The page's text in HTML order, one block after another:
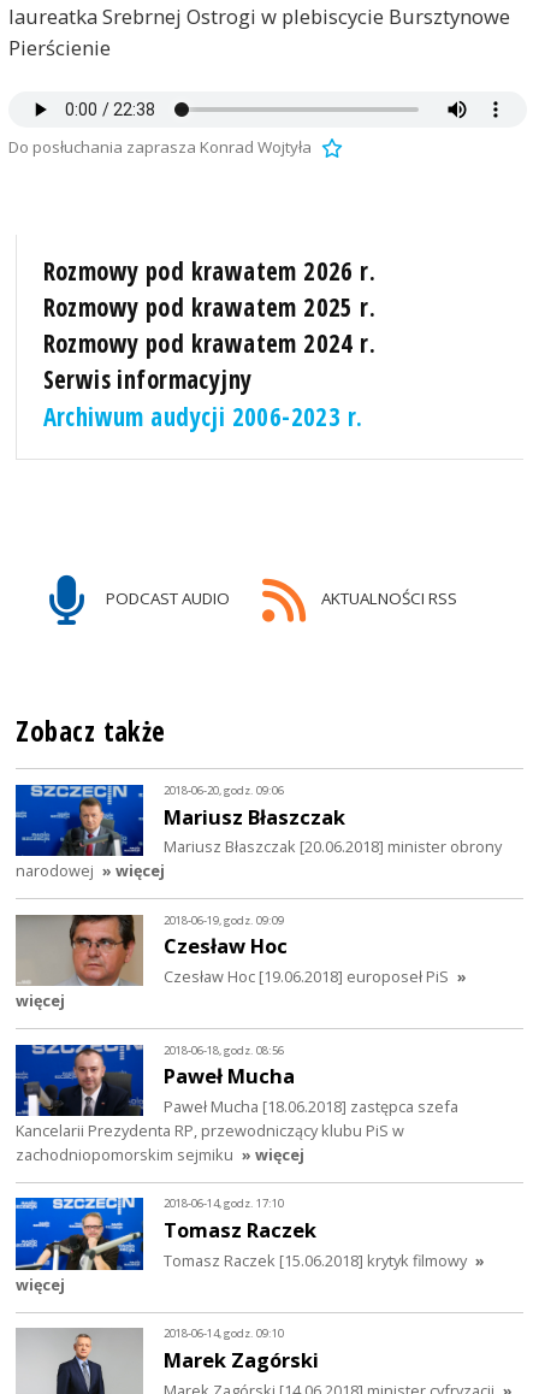
laureatka Srebrnej Ostrogi w plebiscycie Bursztynowe
Pierścienie
Do posłuchania zaprasza Konrad Wojtyła
Rozmowy pod krawatem 2026 r.
Rozmowy pod krawatem 2025 r.
Rozmowy pod krawatem 2024 r.
Serwis informacyjny
Archiwum audycji 2006-2023 r.
PODCAST AUDIO AKTUALNOŚCI RSS
Zobacz także
2018-06-20, godz. 09:06
Mariusz Błaszczak
Mariusz Błaszczak [20.06.2018] minister obrony
narodowej » więcej
2018-06-19, godz. 09:09
Czesław Hoc
Czesław Hoc [19.06.2018] europoseł PiS »
więcej
2018-06-18, godz. 08:56
Paweł Mucha
Paweł Mucha [18.06.2018] zastępca szefa
Kancelarii Prezydenta RP, przewodniczący klubu PiS w
zachodniopomorskim sejmiku » więcej
2018-06-14, godz. 17:10
Tomasz Raczek
Tomasz Raczek [15.06.2018] krytyk filmowy »
więcej
2018-06-14, godz. 09:10
Marek Zagórski